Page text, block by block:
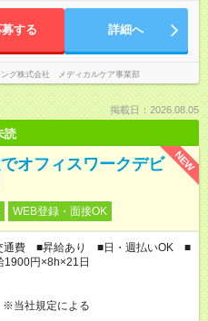
募する 詳細へ
ング株式会社 メディカルケア事業部
掲載日：2026.08.05
読
NEW
オフィスワークデビ
WEB登録・面接OK
通費 ■昇給あり ■日・週払いOK ■
1900円×8h×21日
当社規定による